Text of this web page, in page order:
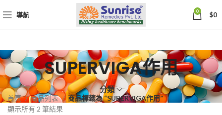
導航 0 $0
SUPERVIGA作用
分類
首頁 商品列表
商品標籤為 “SUPERVIGA作用”
顯示所有 2 筆結果